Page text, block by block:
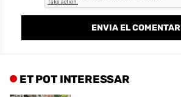
ET POT INTERESSAR